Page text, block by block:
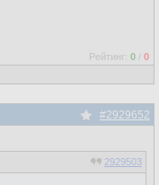
Рейтинг: 0 / 0
#2929652
2929503